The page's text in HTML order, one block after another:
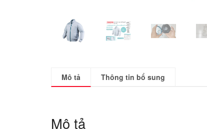
Mô tả Thông tin bổ sung
Mô tả